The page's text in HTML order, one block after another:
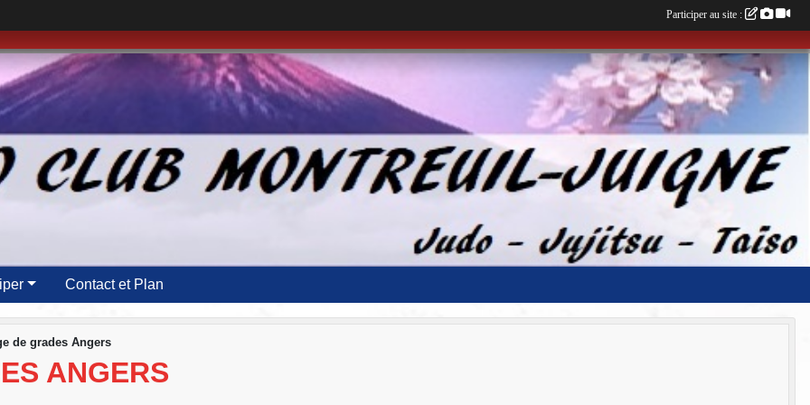
Contact et Plan
de grades Angers
ANGERS
Participer au site :